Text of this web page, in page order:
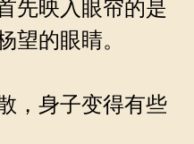
先映入眼帘的是
望的眼睛。
，身子变得有些